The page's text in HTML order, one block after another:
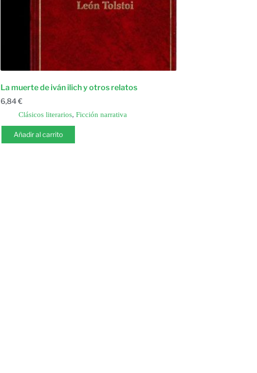
La muerte de iván ilich y otros relatos
6,84€
Clásicos literarios, Ficción narrativa
Añadir al carrito